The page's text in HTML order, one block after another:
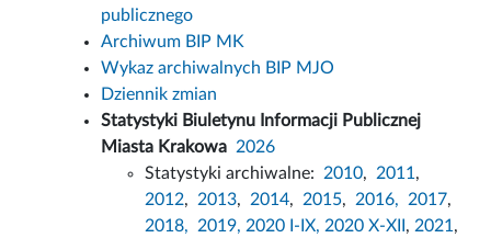
publicznego
Archiwum BIP MK
Wykaz archiwalnych BIP MJO
Dziennik zmian
Statystyki Biuletynu Informacji Publicznej
Miasta Krakowa 2026
Statystyki archiwalne: 2010, 2011,
2012, 2013, 2014, 2015, 2016, 2017,
2018,
2019, 2020 I-IX, 2020 X-XII , 2021,